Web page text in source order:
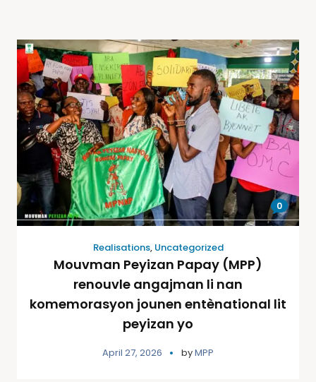
0
Realisations, Uncategorized
Mouvman Peyizan Papay (MPP)
renouvle angajman li nan
komemorasyon jounen entènational lit
peyizan yo
April 27, 2026 byMPP